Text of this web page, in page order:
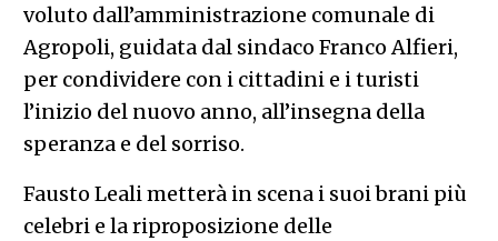
voluto dall’amministrazione comunale di
Agropoli, guidata dal sindaco Franco Alfieri,
per condividere con i cittadini e i turisti
l’inizio del nuovo anno, all’insegna della
speranza e del sorriso.
Fausto Leali metterà in scena i suoi brani più
celebri e la riproposizione delle